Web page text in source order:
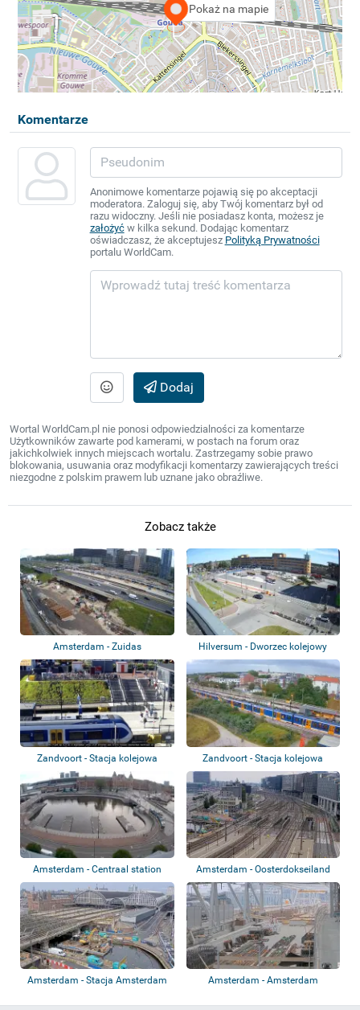
Pokaż na mapie
Komentarze
Anonimowe komentarze pojawią się po akceptacji
moderatora. Zaloguj się, aby Twój komentarz był od
razu widoczny. Jeśli nie posiadasz konta, możesz je
założyćw kilka sekund. Dodając komentarz
oświadczasz, że akceptujesz Polityką Prywatności
portalu WorldCam.
Dodaj
Wortal WorldCam.pl nie ponosi odpowiedzialności za komentarze
Użytkowników zawarte pod kamerami, w postach na forum oraz
jakichkolwiek innych miejscach wortalu. Zastrzegamy sobie prawo
blokowania, usuwania oraz modyfikacji komentarzy zawierających treści
niezgodne z polskim prawem lub uznane jako obraźliwe.
Zobacz także
Amsterdam - Zuidas Hilversum - Dworzec kolejowy
Zandvoort - Stacja kolejowa Zandvoort - Stacja kolejowa
Amsterdam - Centraal station Amsterdam - Oosterdokseiland
Amsterdam - Stacja Amsterdam
Amsterdam - Amsterdam